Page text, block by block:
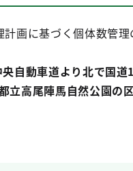
画に基づく個体数管
自動車道より北で国
立高尾陣馬自然公園の